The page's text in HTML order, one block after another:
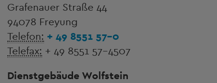
Grafenauer Straße 44
94078 Freyung
Telefon: + 49 8551 57-0
Telefax: + 49 8551 57-4507
Dienstgebäude Wolfstein